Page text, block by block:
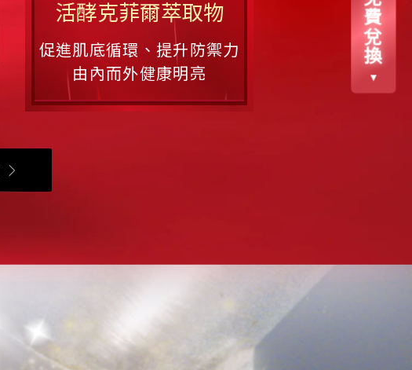
活酵克菲爾萃取物
促進肌底循環、提升防禦力
由內而外健康明亮
費
兌
換